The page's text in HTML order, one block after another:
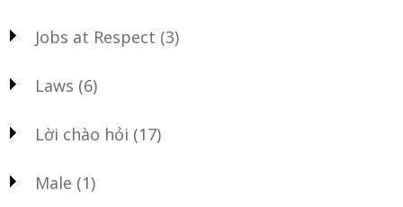
Jobs at Respect (3)
Laws (6)
Lời chào hỏi (17)
Male (1)